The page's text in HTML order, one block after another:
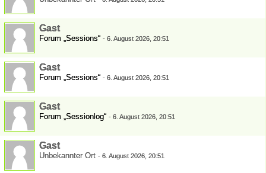
Gast
Forum „Sessions“ - 6. August 2026, 20:51
Gast
Forum „Sessions“ - 6. August 2026, 20:51
Gast
Forum „Sessionlog“ - 6. August 2026, 20:51
Gast
Unbekannter Ort - 6. August 2026, 20:51